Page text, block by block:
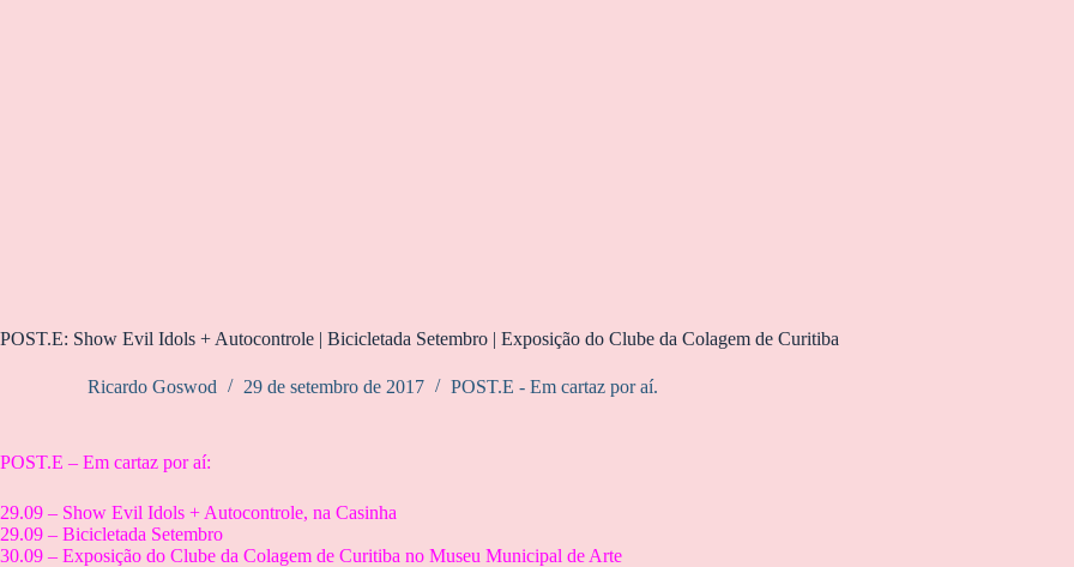
POST.E: Show Evil Idols + Autocontrole | Bicicletada Setembro | Exposição do Clube da Colagem de Curitiba
Ricardo Goswod 29 de setembro de 2017 POST.E - Em cartaz por aí.
POST.E – Em cartaz por aí:
29.09 – Show Evil Idols + Autocontrole, na Casinha
29.09 – Bicicletada Setembro
30.09 – Exposição do Clube da Colagem de Curitiba no Museu Municipal de Arte